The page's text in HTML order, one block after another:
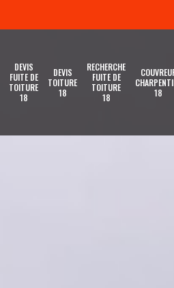
DEVIS
FUITE DE
TOITURE
18
DEVIS
TOITURE
18
RECHERCHE
FUITE DE
TOITURE
18
18